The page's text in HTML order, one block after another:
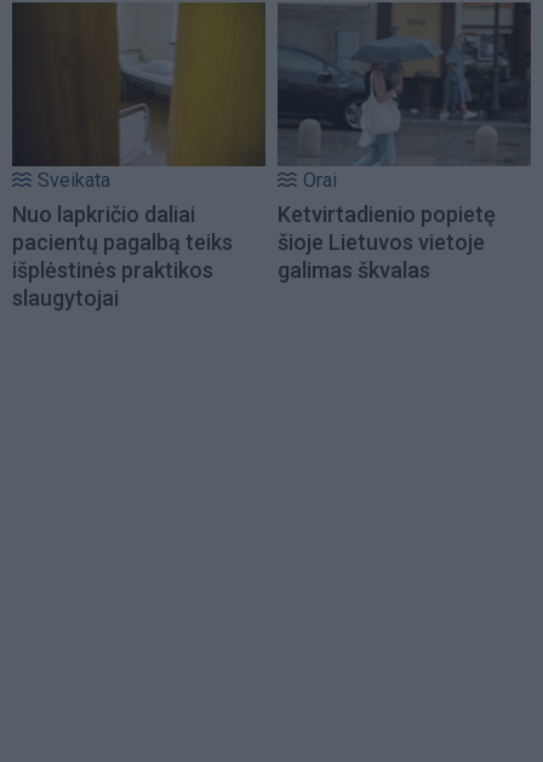
Sveikata
Nuo lapkričio daliai
pacientų pagalbą teiks
išplėstinės praktikos
slaugytojai
Orai
Ketvirtadienio popietę
šioje Lietuvos vietoje
galimas škvalas